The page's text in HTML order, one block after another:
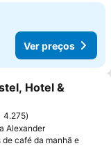
Ver preços
favoritos
Hotel &
4.275
Alexander
café da manhã e